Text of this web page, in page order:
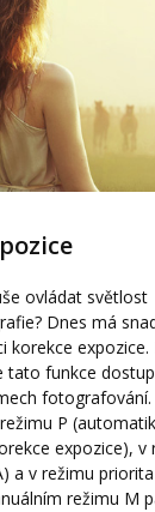
ovládat světlost
Dnes má
korekce expozice.
tato funkce
fotografování.
P
expozice), v
a v režimu
režimu M